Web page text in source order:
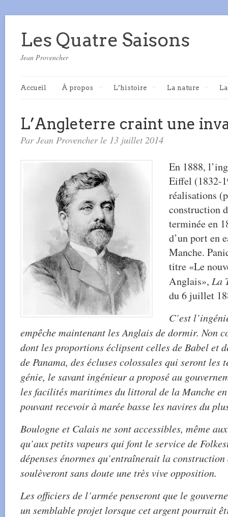
Les Quatre Saisons
Jean Provencher
Accueil À propos L’histoire La nature
L’Angleterre craint une
Par Jean Provencher le 13 juillet 2014
En 1888,
Eiffel (1832-
réalisations
construction
terminée en
d’un port en
Manche.
titre «Le
Anglais», La
du 6 juillet
C’est
empêche maintenant les Anglais de dormir. Non
dont les proportions éclipsent celles de Babel et
de Panama, des écluses colossales qui seront les
génie, le savant ingénieur a proposé au
les facilités maritimes du littoral de la Manche
pouvant recevoir à marée basse les navires du
Boulogne et Calais ne sont accessibles, même
qu’aux petits vapeurs qui font le service de
dépenses énormes qu’entraînerait la
soulèveront sans doute une très vive opposition.
Les officiers de l’armée penseront que le
un semblable projet lorsque cet argent pourrait